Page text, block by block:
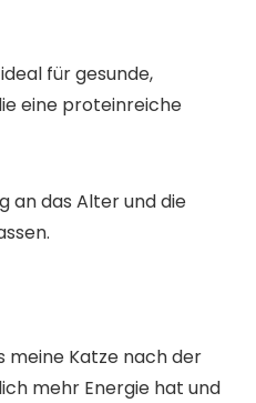
für gesunde,
eine proteinreiche
an das Alter und die
meine Katze nach der
mehr Energie hat und